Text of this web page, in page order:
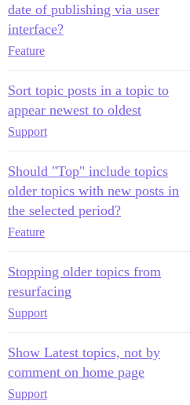
date of publishing via user
interface?
Feature
Sort topic posts in a topic to
appear newest to oldest
Support
Should "Top" include topics
older topics with new posts in
the selected period?
Feature
Stopping older topics from
resurfacing
Support
Show Latest topics, not by
comment on home page
Support